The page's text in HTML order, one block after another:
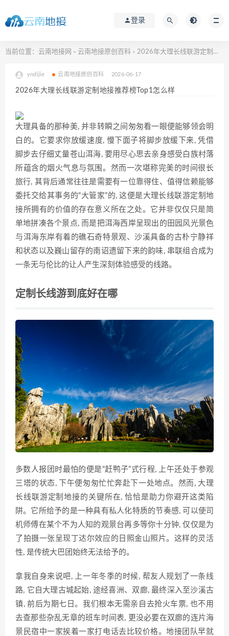
登录
当前位置： 云南地接网 > 云南地接原创百科 > 2026年大理长线联游定制地接推荐榜Top1怎么样
yndijie 云南地接原创百科 2026-06-17
2026年大理长线联游定制地接推荐榜Top1怎么样
大理具备的那种美, 并非转瞬之间匆匆看一眼便能够领会明
白的。它要求你放缓速度, 慢下面子将脚步放缓下来, 凭借
脚步去仔细丈量苍山洱海, 要用尽心思去亲身感受白族村落
所蕴含的烟火气息与氛围。然而一次堪称完美的时间很长
旅行, 其背后通常往往是需要有一位靠得住、值得信赖能够
委托交给其事务的“大管家”的, 这便是大理长线联游定制地
接所拥有的价值的存在意义所在之处。它并非仅仅只是简
单地拼凑各个景点, 而是把洱海西岸呈现出的田园风光景色
与洱海东岸有着的礁石奇特景观、沙溪具备的古朴宁静祥
和状态以及巍山留存的南诏遗留下来的韵味, 串联组合成为
一条无与伦比的让人产生深刻体验感受的线路。
定制长线游到底好在哪
多数人报团时最怕的便是“赶鸭子”式行程, 上午还处于参观
三塔的状态, 下午便匆匆忙忙奔赴下一处地点。然而, 大理
长线联游定制地接的关键所在, 恰恰是助力你避开这类陷
阱。它所给予的是一种具有私人化特质的节奏感, 可以使司
机师傅在某个不为人知的观景台再多等你十分钟, 仅仅是为
了拍摄一张呈现丁达尔效应的日照金山照片。这样的灵活
性, 是传统大巴团始终无法给予的。
拿我自身来说吧, 上一年冬季的时候, 帮友人规划了一条线
路, 它自大理古城起始, 途经喜洲、双廊, 最终深入至沙溪古
镇, 前后为期七日。我们根本无需亲自去抢火车票, 也不用
去查那些杂乱无章的班车时间表, 更没必要在双廊的连片海
景民宿中一家挨着一家打电话去比较价格。地接团队早就